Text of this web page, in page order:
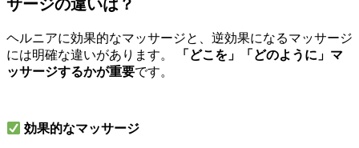
サージの違いは？
ヘルニアに効果的なマッサージと、逆効果になるマッサージ
には明確な違いがあります。
「どこを」「どのように」マ
ッサージするかが重要です。
効果的なマッサージ